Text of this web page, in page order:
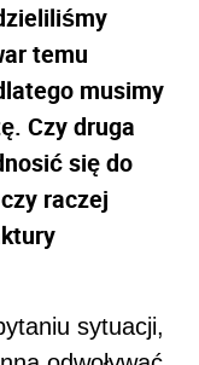
temu
musimy
Czy druga
się do
raczej
sytuacji,